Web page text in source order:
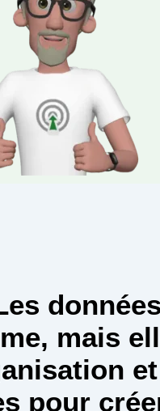
mais
pour